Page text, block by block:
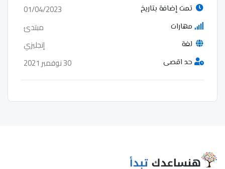
تمت إضافة بتاريخ 01/04/2023
مهارات مبتدئ
لغة إنجليزي
حد اقصى 30 نوفمبر 2021